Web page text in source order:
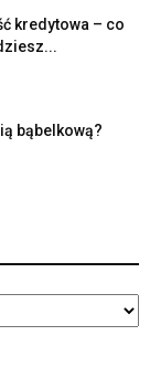
kredytowa – co
bąbelkową?